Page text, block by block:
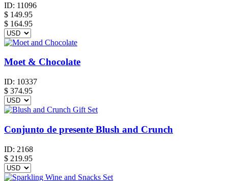
ID: 11096
$ 149.95
$ 164.95
Moet & Chocolate
ID: 10337
$ 374.95
Conjunto de presente Blush and Crunch
ID: 2168
$ 219.95